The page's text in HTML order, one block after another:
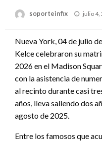
soporteinfix julio 4,
Nueva York, 04 de julio
Kelce celebraron su
2026 en el Madison
con la asistencia de
al recinto durante casi
años, lleva saliendo dos
agosto de 2025.
Entre los famosos que